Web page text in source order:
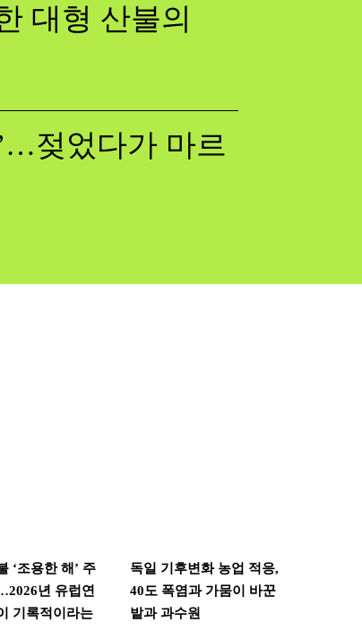
대형 산불의
젖었다가 마르
‘조용한 해’ 주
년 유럽연
기록적이라는
독일 기후변화 농업 적응,
40도 폭염과 가뭄이 바꾼
밭과 과수원